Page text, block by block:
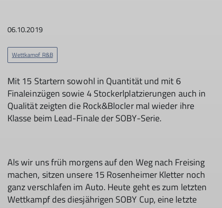
06.10.2019
Wettkampf R&B
Mit 15 Startern sowohl in Quantität und mit 6
Finaleinzügen sowie 4 Stockerlplatzierungen auch in
Qualität zeigten die Rock&Blocler mal wieder ihre
Klasse beim Lead-Finale der SOBY-Serie.
Als wir uns früh morgens auf den Weg nach Freising
machen, sitzen unsere 15 Rosenheimer Kletter noch
ganz verschlafen im Auto. Heute geht es zum letzten
Wettkampf des diesjährigen SOBY Cup, eine letzte